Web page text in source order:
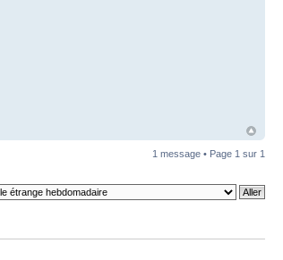
1 message • Page 1 sur 1